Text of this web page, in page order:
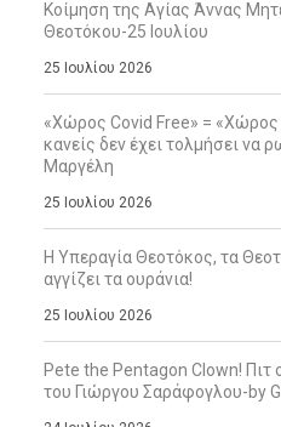
Κοίμηση της Αγίας Άννας
Θεοτόκου-25 Ιουλίου
25 Ιουλίου 2026
«Χώρος Covid Free» =
κανείς δεν έχει τολμήσει να
Μαργέλη
25 Ιουλίου 2026
Η Υπεραγία Θεοτόκος, τα
αγγίζει τα ουράνια!
25 Ιουλίου 2026
Pete the Pentagon Clown! Πιτ
του Γιώργου Σαράφογλου-by